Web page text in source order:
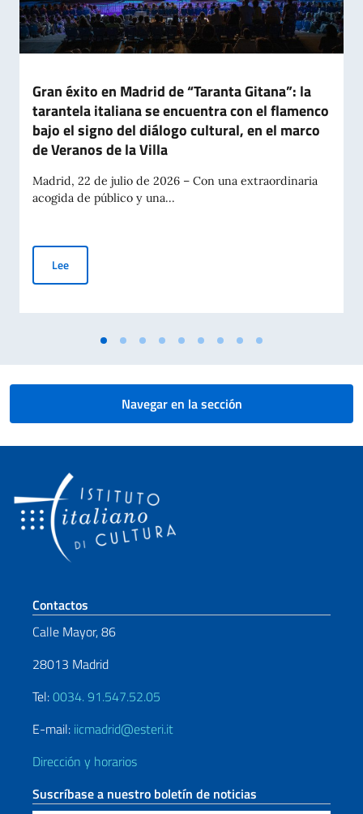
Gran éxito en Madrid de “Taranta Gitana”: la
tarantela italiana se encuentra con el flamenco
bajo el signo del diálogo cultural, en el marco
de Veranos de la Villa
Madrid, 22 de julio de 2026 – Con una extraordinaria
acogida de público y una...
LeeGran éxito en Madrid de “Taranta Gitana”: la tarantela
Navegar en la sección
Sezione footer
Contactos
Calle Mayor, 86
28013 Madrid
Tel:0034. 91.547.52.05
E-mail: iicmadrid@esteri.it
Dirección y horarios
Suscríbase a nuestro boletín de noticias